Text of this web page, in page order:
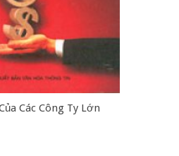
Các Công Ty Lớn